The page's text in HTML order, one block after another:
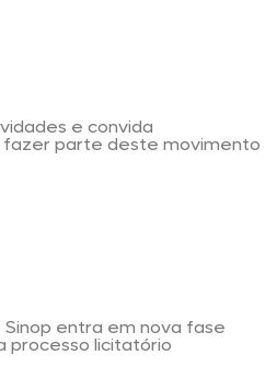
e convida
parte deste movimento
entra em nova fase
processo licitatório